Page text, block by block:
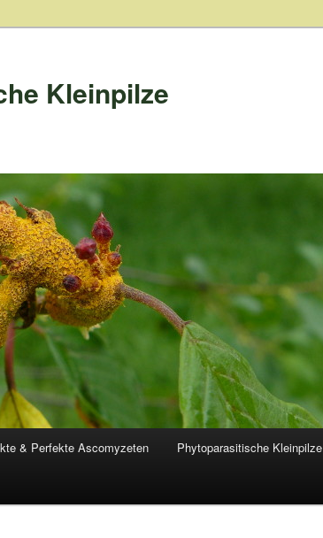
Kleinpilze
& Perfekte Ascomyzeten Phytoparasitische Kleinpilze